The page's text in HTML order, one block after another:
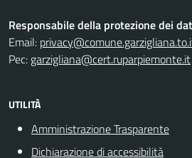
Responsabile della protezione dei
Email:
Pec: garzigliana@cert.ruparpiemonte.it
UTILITÀ
Amministrazione Trasparente
Dichiarazione di accessibilità